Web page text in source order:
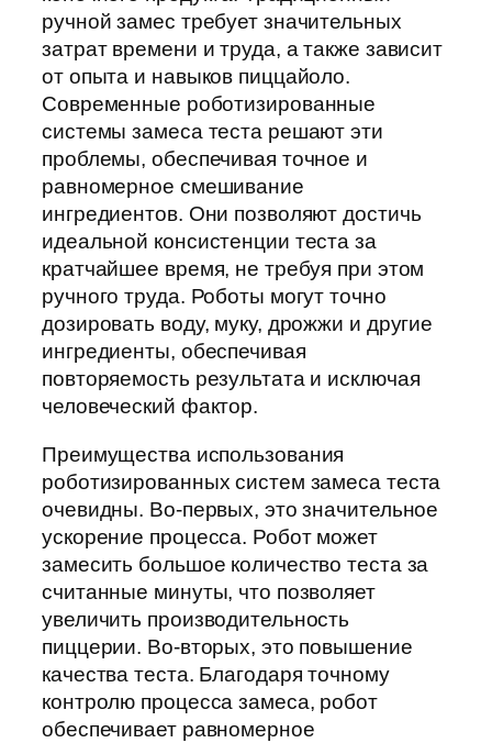
ручной замес требует значительных
затрат времени и труда, а также зависит
от опыта и навыков пиццайоло.
Современные роботизированные
системы замеса теста решают эти
проблемы, обеспечивая точное и
равномерное смешивание
ингредиентов. Они позволяют достичь
идеальной консистенции теста за
кратчайшее время, не требуя при этом
ручного труда. Роботы могут точно
дозировать воду, муку, дрожжи и другие
ингредиенты, обеспечивая
повторяемость результата и исключая
человеческий фактор.
Преимущества использования
роботизированных систем замеса теста
очевидны. Во-первых, это значительное
ускорение процесса. Робот может
замесить большое количество теста за
считанные минуты, что позволяет
увеличить производительность
пиццерии. Во-вторых, это повышение
качества теста. Благодаря точному
контролю процесса замеса, робот
обеспечивает равномерное